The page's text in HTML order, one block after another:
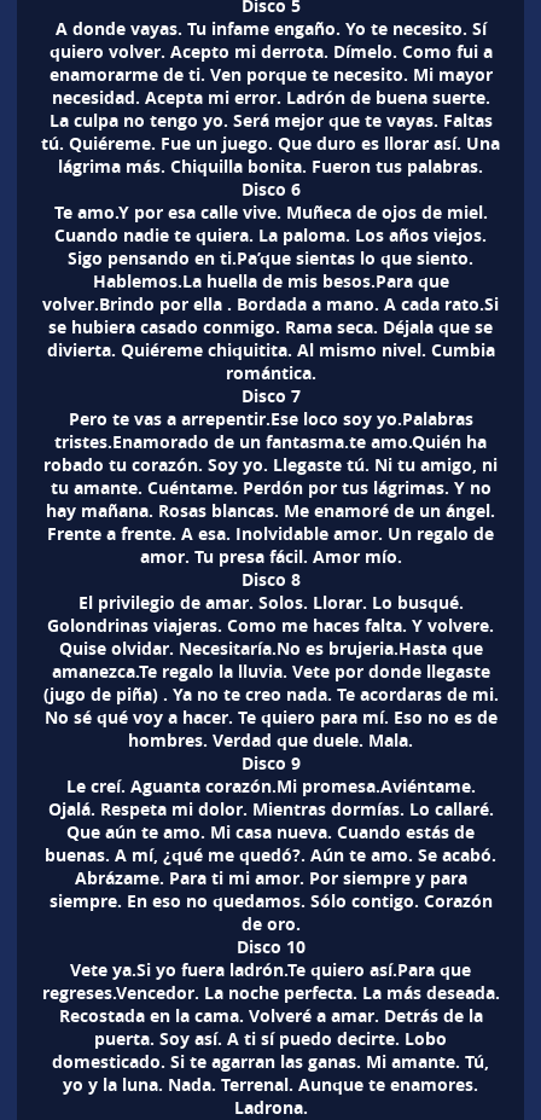
Disco 5
A donde vayas. Tu infame engaño. Yo te necesito. Sí
quiero volver. Acepto mi derrota. Dímelo. Como fui a
enamorarme de ti. Ven porque te necesito. Mi mayor
necesidad. Acepta mi error. Ladrón de buena suerte.
La culpa no tengo yo. Será mejor que te vayas. Faltas
tú. Quiéreme. Fue un juego. Que duro es llorar así. Una
lágrima más. Chiquilla bonita. Fueron tus palabras.
Disco 6
Te amo.Y por esa calle vive. Muñeca de ojos de miel.
Cuando nadie te quiera. La paloma. Los años viejos.
Sigo pensando en ti.Pa’que sientas lo que siento.
Hablemos.La huella de mis besos.Para que
volver.Brindo por ella . Bordada a mano. A cada rato.Si
se hubiera casado conmigo. Rama seca. Déjala que se
divierta. Quiéreme chiquitita. Al mismo nivel. Cumbia
romántica.
Disco 7
Pero te vas a arrepentir.Ese loco soy yo.Palabras
tristes.Enamorado de un fantasma.te amo.Quién ha
robado tu corazón. Soy yo. Llegaste tú. Ni tu amigo, ni
tu amante. Cuéntame. Perdón por tus lágrimas. Y no
hay mañana. Rosas blancas. Me enamoré de un ángel.
Frente a frente. A esa. Inolvidable amor. Un regalo de
amor. Tu presa fácil. Amor mío.
Disco 8
El privilegio de amar. Solos. Llorar. Lo busqué.
Golondrinas viajeras. Como me haces falta. Y volvere.
Quise olvidar. Necesitaría.No es brujeria.Hasta que
amanezca.Te regalo la lluvia. Vete por donde llegaste
(jugo de piña) . Ya no te creo nada. Te acordaras de mi.
No sé qué voy a hacer. Te quiero para mí. Eso no es de
hombres. Verdad que duele. Mala.
Disco 9
Le creí. Aguanta corazón.Mi promesa.Aviéntame.
Ojalá. Respeta mi dolor. Mientras dormías. Lo callaré.
Que aún te amo. Mi casa nueva. Cuando estás de
buenas. A mí, ¿qué me quedó?. Aún te amo. Se acabó.
Abrázame. Para ti mi amor. Por siempre y para
siempre. En eso no quedamos. Sólo contigo. Corazón
de oro.
Disco 10
Vete ya.Si yo fuera ladrón.Te quiero así.Para que
regreses.Vencedor. La noche perfecta. La más deseada.
Recostada en la cama. Volveré a amar. Detrás de la
puerta. Soy así. A ti sí puedo decirte. Lobo
domesticado. Si te agarran las ganas. Mi amante. Tú,
yo y la luna. Nada. Terrenal. Aunque te enamores.
Ladrona.